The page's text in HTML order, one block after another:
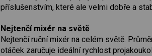
příslušenstvím, které ale velmi dobře a
Nejtenčí mixér na světě
Nejtenčí ruční mixér na celém světě.
otáček zaručuje ideální rychlost